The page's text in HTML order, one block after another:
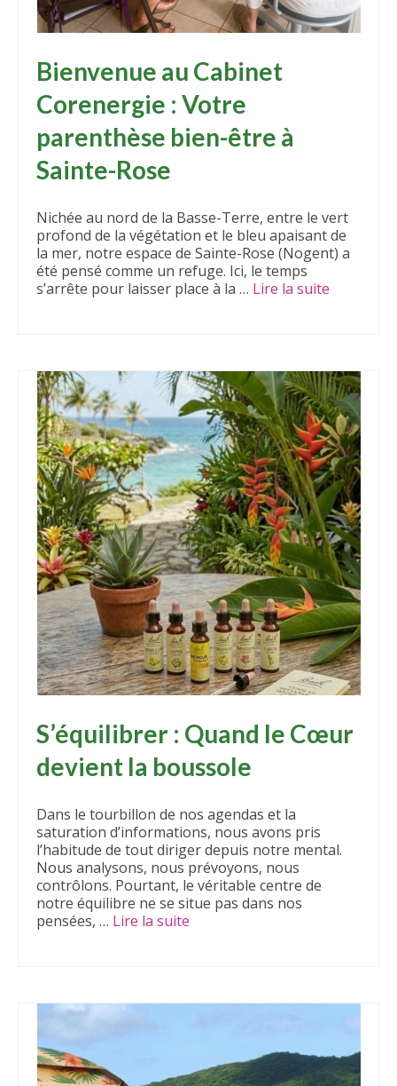
Bienvenue au Cabinet
Corenergie : Votre
parenthèse bien-être à
Sainte-Rose
Nichée au nord de la Basse-Terre, entre le vert
profond de la végétation et le bleu apaisant de
la mer, notre espace de Sainte-Rose (Nogent) a
été pensé comme un refuge. Ici, le temps
s’arrête pour laisser place à la … Lire la suite­­
S’équilibrer : Quand le Cœur
devient la boussole
Dans le tourbillon de nos agendas et la
saturation d’informations, nous avons pris
l’habitude de tout diriger depuis notre mental.
Nous analysons, nous prévoyons, nous
contrôlons. Pourtant, le véritable centre de
notre équilibre ne se situe pas dans nos
pensées, … Lire la suite­­